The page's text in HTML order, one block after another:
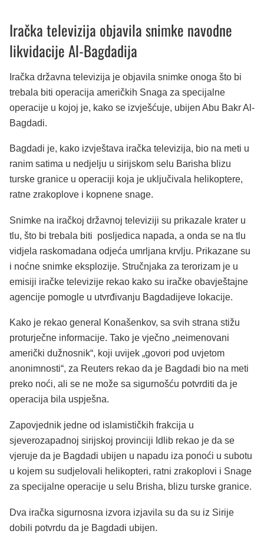
Iračka televizija objavila snimke navodne
likvidacije Al-Bagdadija
Iračka državna televizija je objavila snimke onoga što bi
trebala biti operacija američkih Snaga za specijalne
operacije u kojoj je, kako se izvješćuje, ubijen Abu Bakr Al-
Bagdadi.
Bagdadi je, kako izvještava iračka televizija, bio na meti u
ranim satima u nedjelju u sirijskom selu Barisha blizu
turske granice u operaciji koja je uključivala helikoptere,
ratne zrakoplove i kopnene snage.
Snimke na iračkoj državnoj televiziji su prikazale krater u
tlu, što bi trebala biti posljedica napada, a onda se na tlu
vidjela raskomadana odjeća umrljana krvlju. Prikazane su
i noćne snimke eksplozije. Stručnjaka za terorizam je u
emisiji iračke televizije rekao kako su iračke obavještajne
agencije pomogle u utvrđivanju Bagdadijeve lokacije.
Kako je rekao general Konašenkov, sa svih strana stižu
proturječne informacije. Tako je vječno „neimenovani
američki dužnosnik“, koji uvijek „govori pod uvjetom
anonimnosti“, za Reuters rekao da je Bagdadi bio na meti
preko noći, ali se ne može sa sigurnošću potvrditi da je
operacija bila uspješna.
Zapovjednik jedne od islamističkih frakcija u
sjeverozapadnoj sirijskoj provinciji Idlib rekao je da se
vjeruje da je Bagdadi ubijen u napadu iza ponoći u subotu
u kojem su sudjelovali helikopteri, ratni zrakoplovi i Snage
za specijalne operacije u selu Brisha, blizu turske granice.
Dva iračka sigurnosna izvora izjavila su da su iz Sirije
dobili potvrdu da je Bagdadi ubijen.